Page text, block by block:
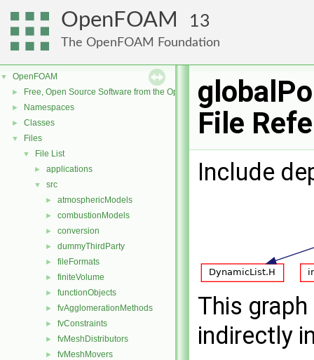
OpenFOAM 13
The OpenFOAM Foundation
▼ OpenFOAM
► Free, Open Source Software from the OpenFOAM Foundation
► Namespaces
► Classes
▼ Files
▼ File List
► applications
▼ src
► atmosphericModels
► combustionModels
► conversion
► dummyThirdParty
► fileFormats
► finiteVolume
► functionObjects
► fvAgglomerationMethods
► fvConstraints
► fvMeshDistributors
► fvMeshMovers
File
Include
This
indirectly